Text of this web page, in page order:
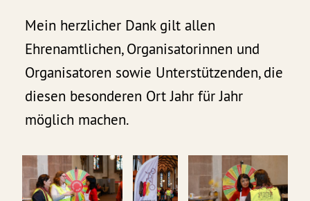
Mein herzlicher Dank gilt allen
Ehrenamtlichen, Organisatorinnen und
Organisatoren sowie Unterstützenden, die
diesen besonderen Ort Jahr für Jahr
möglich machen.